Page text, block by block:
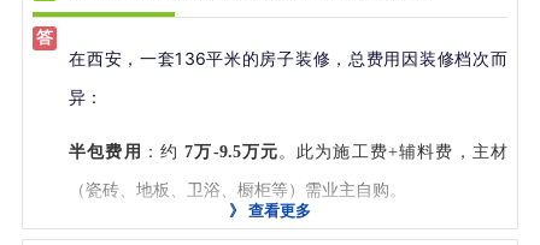
二、自有江苏扬州工匠团队——工人平均工龄超20年，施
工标准化，杜绝返工延误，有效控制成本；
三、先装修后付款机制——仅需2000元定金开工，水电、
经济型：约1000-1300元/㎡。材料选择有限，满足基本需
求。
中档型
2000元/㎡以上 。使用进口或高端定制建材，配置
在西安，一套136平米的房子装修，总费用因装修档次而
异：
半包费用 ：约7万-9.5万元 。此为施工费+辅料费，主材
（瓷砖、地板、卫浴、橱柜等）需业主自购。
全包/整装费用：约15万-25万元或更高。包含主材甚至部分
》 查看更多